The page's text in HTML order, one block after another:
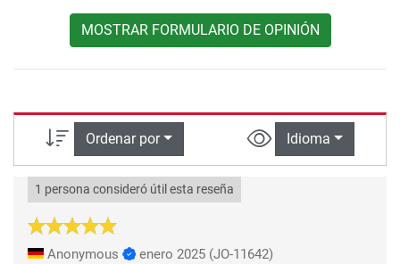
MOSTRAR FORMULARIO DE OPINIÓN
Ordenar por Idioma
1 persona consideró útil esta reseña
Anonymous enero 2025 (JO-11642)